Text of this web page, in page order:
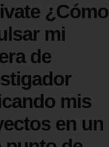
¿Cómo
mi
de
mis
en un